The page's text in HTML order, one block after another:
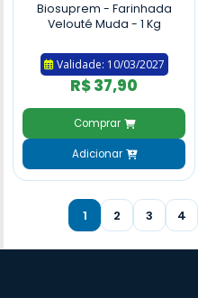
Biosuprem - Farinhada
Velouté Muda - 1 Kg
Validade: 10/03/2027
R$ 37,90
Comprar
Adicionar
1 2 3 4